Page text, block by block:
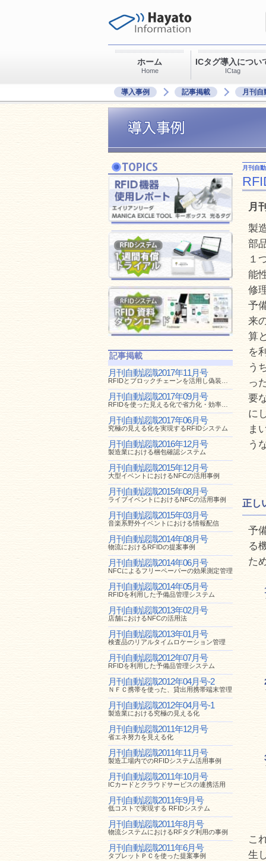
ホーム
Home
ICタグ導入につい
ICtag
導入事例 記事掲載 月刊自
記事掲載
月刊自動認識2017年11月号
RFIDとブロックチェーンを活用し偽装のない社会を
月刊自動認識2017年09月号
RFIDを使った見える化で省力化・効率化を実現
月刊自動認識2017年06月号
究極の見える化を実現するRFIDシステム
月刊自動認識2016年12月号
製造業における梱包確認システム
月刊自動認識2015年12月号
大型イベントにおけるNFCの活用事例
月刊自動認識2015年08月号
ライブイベントにおけるNFCの活用事例
月刊自動認識2015年03月号
音楽系野外イベントにおける情報配信
月刊自動認識2014年08月号
物流におけるRFIDの提案事例
月刊自動認識2014年06月号
NFCによるフリーペーパーの効果測定管理
月刊自動認識2014年05月号
RFIDを利用した予備品管理システム
月刊自動認識2013年02月号
店舗におけるNFCの活用法
月刊自動認識2013年01月号
検査品のリアルタイムロケーション管理
月刊自動認識2012年07月号
RFIDを利用した予備品管理システム
月刊自動認識2012年04月号-2
ＮＦＣ携帯を使った、貸出用携帯端末管理
月刊自動認識2012年04月号-1
製造業における究極の見える化
月刊自動認識2011年12月号
省エネ努力を見える化
月刊自動認識2011年11月号
製造工場内でのRFIDシステム活用事例
月刊自動認識2011年10月号
ICカードとクラウドサービスの連携活用
月刊自動認識2011年9月号
低コストで実現する RFIDシステム
月刊自動認識2011年8月号
物流システムにおけるRFタグ利用の事例
月刊自動認識2011年6月号
タブレットＰＣを使った提案事例
月刊自
月
製
部
１
能
修
予
来
算
を
う
っ
要
に
ま
う
正し
予
る
た
こ
生